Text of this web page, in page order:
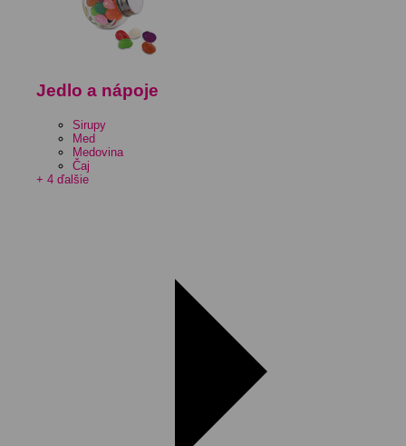
Jedlo a nápoje
Sirupy
Med
Medovina
Čaj
+ 4 ďalšie